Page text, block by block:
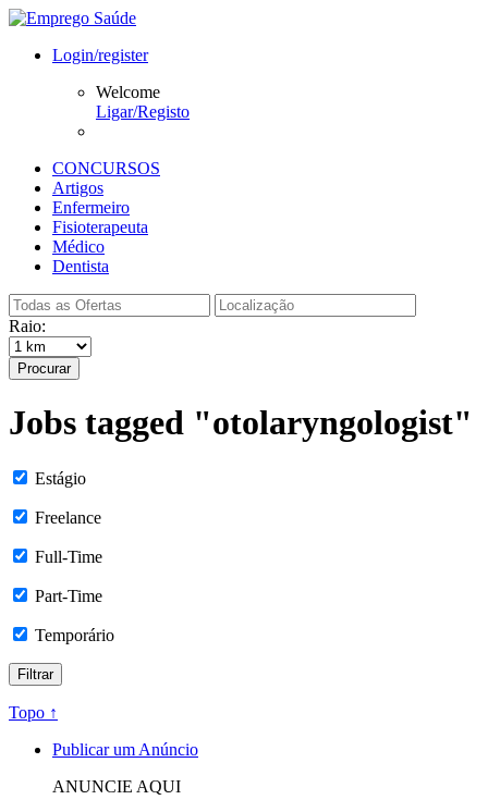
Login/register
Welcome
Ligar/Registo
CONCURSOS
Artigos
Enfermeiro
Fisioterapeuta
Médico
Dentista
Raio:
Procurar
Jobs tagged "otolaryngologist"
Estágio
Freelance
Full-Time
Part-Time
Temporário
Topo ↑
Publicar um Anúncio
ANUNCIE AQUI